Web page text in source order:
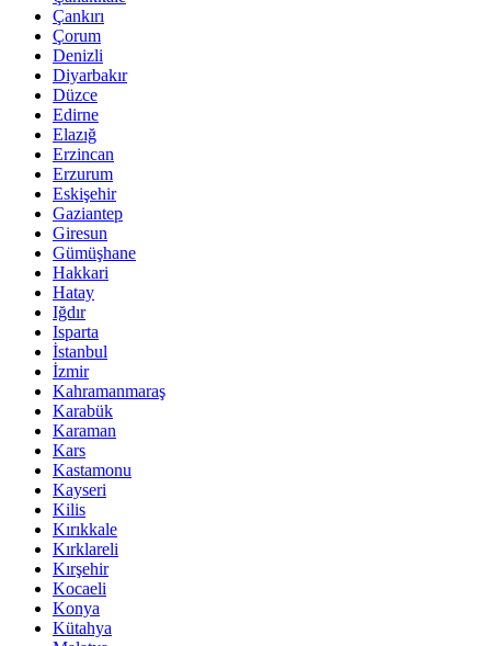
Çankırı
Çorum
Denizli
Diyarbakır
Düzce
Edirne
Elazığ
Erzincan
Erzurum
Eskişehir
Gaziantep
Giresun
Gümüşhane
Hakkari
Hatay
Iğdır
Isparta
İstanbul
İzmir
Kahramanmaraş
Karabük
Karaman
Kars
Kastamonu
Kayseri
Kilis
Kırıkkale
Kırklareli
Kırşehir
Kocaeli
Konya
Kütahya